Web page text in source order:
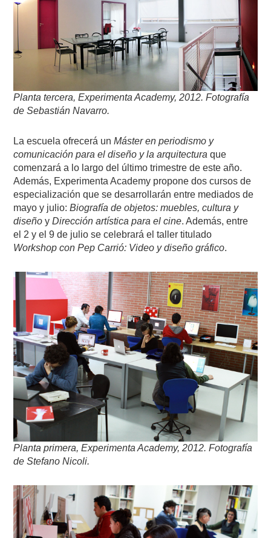
Planta tercera, Experimenta Academy, 2012. Fotografía
de Sebastián Navarro.
La escuela ofrecerá unMáster en periodismo y
comunicación para el diseño y la arquitectura que
comenzará a lo largo del último trimestre de este año.
Además, Experimenta Academy propone dos cursos de
especialización que se desarrollarán entre mediados de
mayo y julio:Biografía de objetos: muebles, cultura y
diseño yDirección artística para el cine. Además, entre
el 2 y el 9 de julio se celebrará el taller titulado
Workshop con Pep Carrió: Video y diseño gráfico.
Planta primera, Experimenta Academy, 2012. Fotografía
de Stefano Nicoli.